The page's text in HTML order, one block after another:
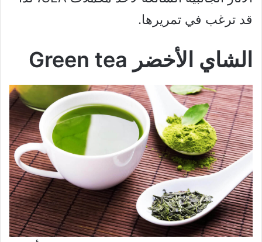
قد ترغب في تمريرها.
الشاي الأخضر Green tea